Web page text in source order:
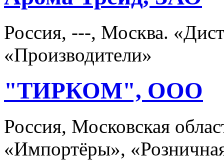
Россия, ---, Москва.
«Производители»
"ТИРКОМ", ООО
Россия, Московская
«Импортёры»,